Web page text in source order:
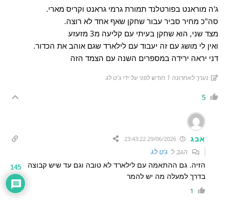
ג'ה מוראנט בפורטלנד תמורת גרמי גראנט וקריס מארי.
סה"כ מחיר סביר עבור שחקן שאף אחד לא רוצה.
מצד שני, הוא שחקן בעיתי עם קליעה מ3 מזעזע
ואין לי מושג עם זה יעבוד עם לילארד שגם אוהב את הכדור.
דני יראה ירידה במספרים השנה עם הצמד הזה
נערך לאחרונה 1 חודש לפני על ידי ג'ט לג
5
אבג
הגב ל ג'ט לג
הזיה. גם ההתאמה עם לילארד לא טובה וגם עד שיש קבוצה
בדרך למעלה מה יש להמר
1
145